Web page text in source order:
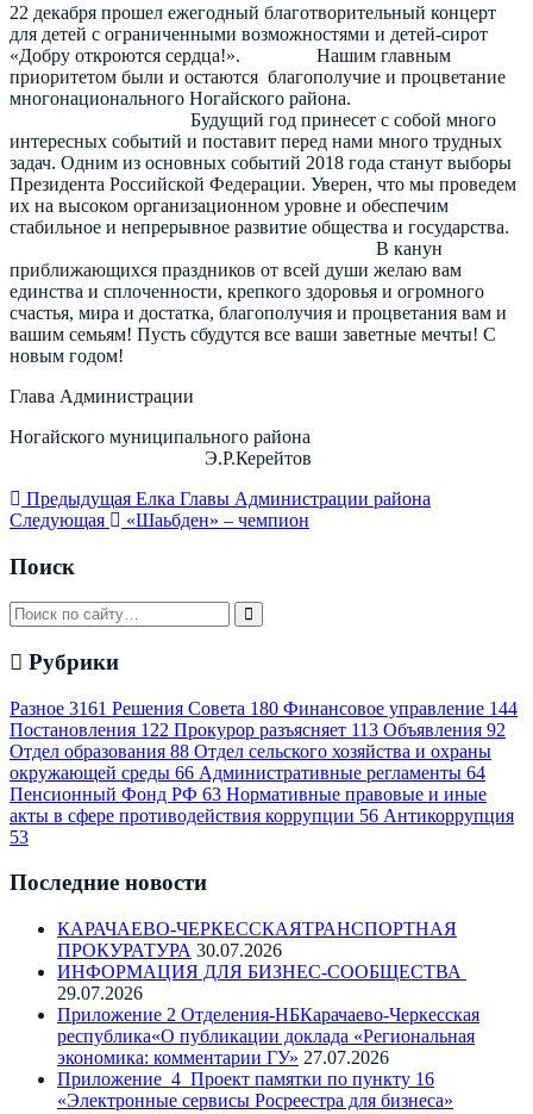
22 декабря прошел ежегодный благотворительный концерт
для детей с ограниченными возможностями и детей-сирот
«Добру откроются сердца!». Нашим главным
приоритетом были и остаются благополучие и процветание
многонационального Ногайского района.
Будущий год принесет с собой много
интересных событий и поставит перед нами много трудных
задач. Одним из основных событий 2018 года станут выборы
Президента Российской Федерации. Уверен, что мы проведем
их на высоком организационном уровне и обеспечим
стабильное и непрерывное развитие общества и государства.
В канун
приближающихся праздников от всей души желаю вам
единства и сплоченности, крепкого здоровья и огромного
счастья, мира и достатка, благополучия и процветания вам и
вашим семьям! Пусть сбудутся все ваши заветные мечты! С
новым годом!
Глава Администрации
Ногайского муниципального района
Э.Р.Керейтов
Предыдущая Елка Главы Администрации района
Следующая
«Шаьбден» – чемпион
Поиск
Рубрики
Разное 3161 Решения Совета 180 Финансовое управление 144
Постановления 122 Прокурор разъясняет 113 Объявления 92
Отдел образования 88 Отдел сельского хозяйства и охраны
окружающей среды 66 Административные регламенты 64
Пенсионный Фонд РФ 63 Нормативные правовые и иные
акты в сфере противодействия коррупции 56 Антикоррупция
53
Последние новости
КАРАЧАЕВО-ЧЕРКЕССКАЯТРАНСПОРТНАЯ
ПРОКУРАТУРА 30.07.2026
ИНФОРМАЦИЯ ДЛЯ БИЗНЕС-СООБЩЕСТВА
29.07.2026
Приложение 2 Отделения-НБКарачаево-Черкесская
республика«О публикации доклада «Региональная
экономика: комментарии ГУ» 27.07.2026
Приложение_4_Проект памятки по пункту 16
«Электронные сервисы Росреестра для бизнеса»